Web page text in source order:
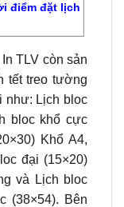
điểm đặt lịch
TLV còn sản
tết treo tường
như: Lịch bloc
bloc khổ cực
Khổ A4,
đại (15×20)
và Lịch bloc
(38×54). Bên